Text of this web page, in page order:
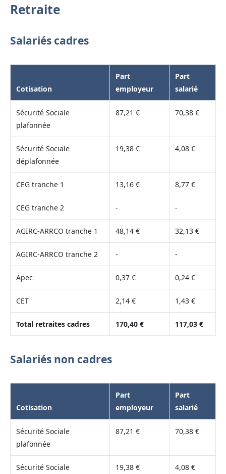
Retraite
Salariés cadres
Cotisation
Part
employeur
Part
salarié
Sécurité Sociale
plafonnée
87,21 € 70,38 €
Sécurité Sociale
déplafonnée
19,38 € 4,08 €
CEG tranche 1 13,16 € 8,77 €
CEG tranche 2 - -
AGIRC-ARRCO tranche 1 48,14 € 32,13 €
AGIRC-ARRCO tranche 2 - -
Apec 0,37 € 0,24 €
CET 2,14 € 1,43 €
Total retraites cadres 170,40 € 117,03 €
Salariés non cadres
Cotisation
Part
employeur
Part
salarié
Sécurité Sociale
plafonnée
87,21 € 70,38 €
Sécurité Sociale
19,38 € 4,08 €